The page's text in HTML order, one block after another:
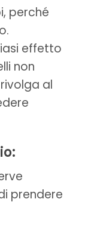
perché
effetto
non
al
prendere